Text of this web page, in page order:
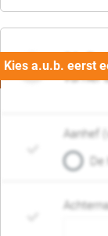
06.
Vul hier
Aanhef